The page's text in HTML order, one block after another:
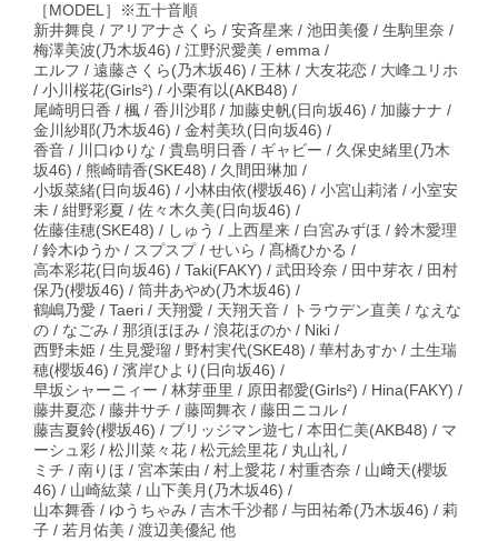
［MODEL］※五十音順
新井舞良 / アリアナさくら / 安斉星来 / 池田美優 / 生駒里奈 /
梅澤美波(乃木坂46) / 江野沢愛美 / emma /
エルフ / 遠藤さくら(乃木坂46) / 王林 / 大友花恋 / 大峰ユリホ
/ 小川桜花(Girls²) / 小栗有以(AKB48) /
尾崎明日香 / 楓 / 香川沙耶 / 加藤史帆(日向坂46) / 加藤ナナ /
金川紗耶(乃木坂46) / 金村美玖(日向坂46) /
香音 / 川口ゆりな / 貴島明日香 / ギャビー / 久保史緒里(乃木
坂46) / 熊崎晴香(SKE48) / 久間田琳加 /
小坂菜緒(日向坂46) / 小林由依(櫻坂46) / 小宮山莉渚 / 小室安
未 / 紺野彩夏 / 佐々木久美(日向坂46) /
佐藤佳穂(SKE48) / しゅう / 上西星来 / 白宮みずほ / 鈴木愛理
/ 鈴木ゆうか / スプスプ / せいら / 髙橋ひかる /
高本彩花(日向坂46) / Taki(FAKY) / 武田玲奈 / 田中芽衣 / 田村
保乃(櫻坂46) / 筒井あやめ(乃木坂46) /
鶴嶋乃愛 / Taeri / 天翔愛 / 天翔天音 / トラウデン直美 / なえな
の / なごみ / 那須ほほみ / 浪花ほのか / Niki /
西野未姫 / 生見愛瑠 / 野村実代(SKE48) / 華村あすか / 土生瑞
穂(櫻坂46) / 濱岸ひより(日向坂46) /
早坂シャーニィー / 林芽亜里 / 原田都愛(Girls²) / Hina(FAKY) /
藤井夏恋 / 藤井サチ / 藤岡舞衣 / 藤田ニコル /
藤吉夏鈴(櫻坂46) / ブリッジマン遊七 / 本田仁美(AKB48) / マ
ーシュ彩 / 松川菜々花 / 松元絵里花 / 丸山礼 /
ミチ / 南りほ / 宮本茉由 / 村上愛花 / 村重杏奈 / 山﨑天(櫻坂
46) / 山崎紘菜 / 山下美月(乃木坂46) /
山本舞香 / ゆうちゃみ / 吉木千沙都 / 与田祐希(乃木坂46) / 莉
子 / 若月佑美 / 渡辺美優紀 他